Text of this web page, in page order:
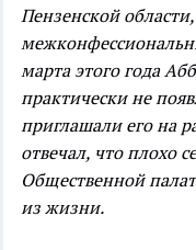
Пензенской
марта этого года
практически не
приглашали его на
отвечал, что плохо
Общественной
из жизни.